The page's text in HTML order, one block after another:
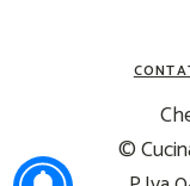
©